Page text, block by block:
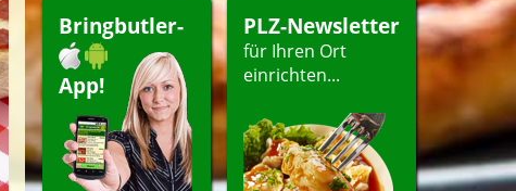
Bringbutler-
App!
PLZ-Newsletter
für Ihren Ort
einrichten...